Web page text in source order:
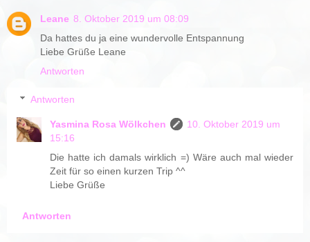
Leane 8. Oktober 2019 um 08:09
Da hattes du ja eine wundervolle Entspannung
Liebe Grüße Leane
Antworten
Antworten
Yasmina Rosa Wölkchen
10. Oktober 2019 um
15:16
Die hatte ich damals wirklich =) Wäre auch mal wieder
Zeit für so einen kurzen Trip ^^
Liebe Grüße
Antworten